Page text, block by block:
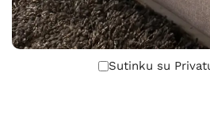
Sutinku su